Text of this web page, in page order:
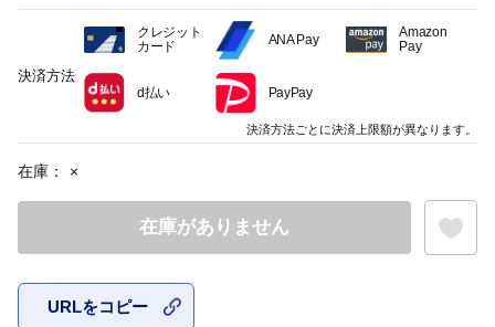
在庫： ×
在庫がありません
URLをコピー
決済方法
クレジット
カード
ANA Pay
Amazon
Pay
d払い PayPay
決済方法ごとに決済上限額が異なります。